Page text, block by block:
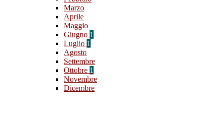
Marzo
Aprile
Maggio
Giugno 1
Luglio 1
Agosto
Settembre
Ottobre 1
Novembre
Dicembre